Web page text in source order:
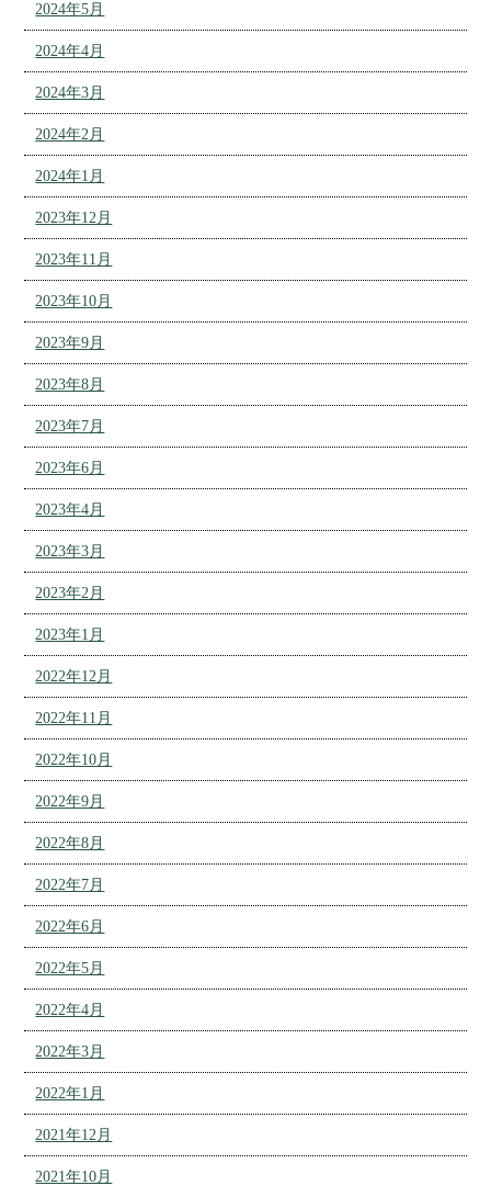
2024年5月
2024年4月
2024年3月
2024年2月
2024年1月
2023年12月
2023年11月
2023年10月
2023年9月
2023年8月
2023年7月
2023年6月
2023年4月
2023年3月
2023年2月
2023年1月
2022年12月
2022年11月
2022年10月
2022年9月
2022年8月
2022年7月
2022年6月
2022年5月
2022年4月
2022年3月
2022年1月
2021年12月
2021年10月